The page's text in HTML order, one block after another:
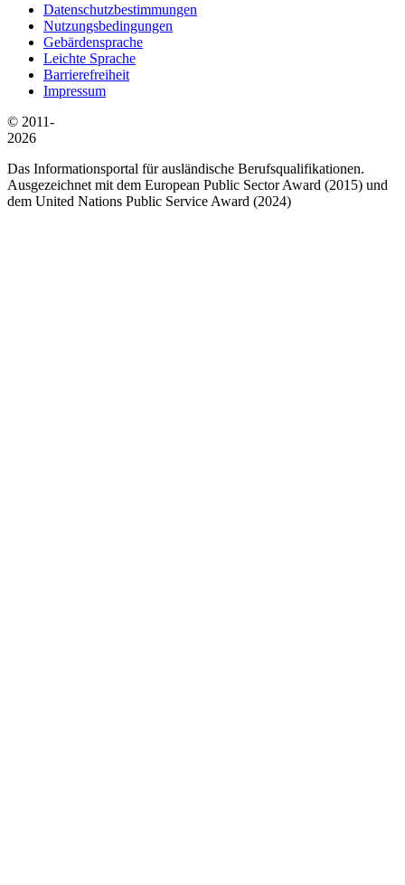
Datenschutzbestimmungen
Nutzungsbedingungen
Gebärdensprache
Leichte Sprache
Barrierefreiheit
Impressum
© 2011-
2026
Das Informationsportal für ausländische Berufsqualifikationen.
Ausgezeichnet mit dem European Public Sector Award (2015) und
dem United Nations Public Service Award (2024)